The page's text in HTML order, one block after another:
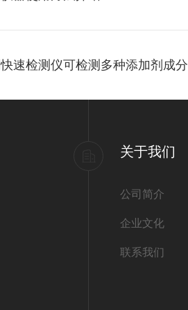
速检测仪可检测多种添加剂成分
关于我们
公司简介
企业文化
联系我们